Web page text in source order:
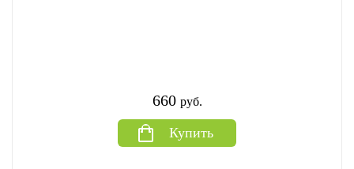
660 руб.
Купить